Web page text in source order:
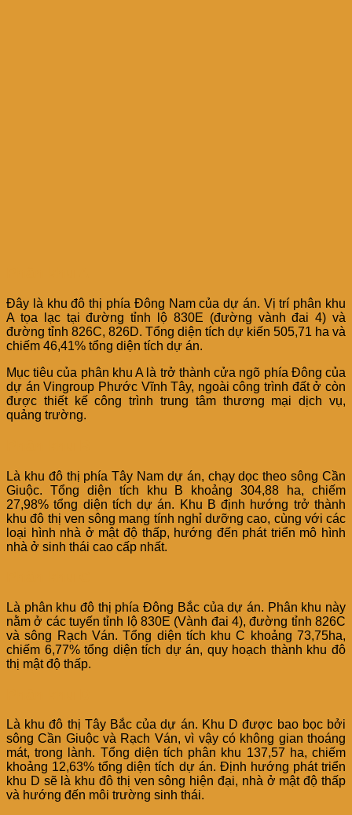
Đây là khu đô thị phía Đông Nam của dự án. Vị trí phân khu
A tọa lạc tại đường tỉnh lộ 830E (đường vành đai 4) và
đường tỉnh 826C, 826D. Tổng diện tích dự kiến 505,71 ha và
chiếm 46,41% tổng diện tích dự án.
Mục tiêu của phân khu A là trở thành cửa ngõ phía Đông của
dự án Vingroup Phước Vĩnh Tây, ngoài công trình đất ở còn
được thiết kế công trình trung tâm thương mại dịch vụ,
quảng trường.
Là khu đô thị phía Tây Nam dự án, chạy dọc theo sông Cần
Giuộc. Tổng diện tích khu B khoảng 304,88 ha, chiếm
27,98% tổng diện tích dự án. Khu B định hướng trở thành
khu đô thị ven sông mang tính nghỉ dưỡng cao, cùng với các
loại hình nhà ở mật độ thấp, hướng đến phát triển mô hình
nhà ở sinh thái cao cấp nhất.
Là phân khu đô thị phía Đông Bắc của dự án. Phân khu này
nằm ở các tuyến tỉnh lộ 830E (Vành đai 4), đường tỉnh 826C
và sông Rạch Ván. Tổng diện tích khu C khoảng 73,75ha,
chiếm 6,77% tổng diện tích dự án, quy hoạch thành khu đô
thị mật độ thấp.
Là khu đô thị Tây Bắc của dự án. Khu D được bao bọc bởi
sông Cần Giuộc và Rạch Ván, vì vậy có không gian thoáng
mát, trong lành. Tổng diện tích phân khu 137,57 ha, chiếm
khoảng 12,63% tổng diện tích dự án. Định hướng phát triển
khu D sẽ là khu đô thị ven sông hiện đại, nhà ở mật độ thấp
và hướng đến môi trường sinh thái.